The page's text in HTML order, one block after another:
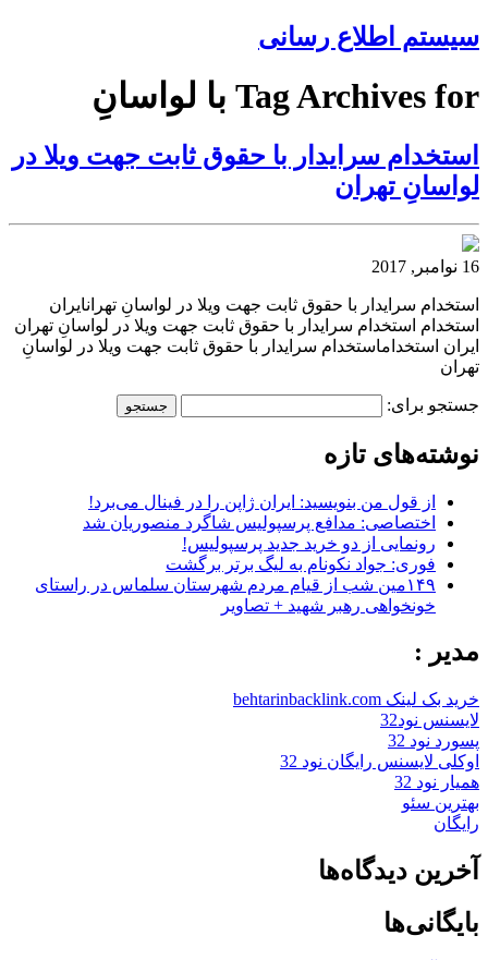
سیستم اطلاع رسانی
Tag Archives for با لواسانِ
استخدام سرایدار با حقوق ثابت جهت ویلا در
لواسانِ تهران
16 نوامبر, 2017
استخدام سرایدار با حقوق ثابت جهت ویلا در لواسانِ تهرانایران
استخدام استخدام سرایدار با حقوق ثابت جهت ویلا در لواسانِ تهران
ایران استخداماستخدام سرایدار با حقوق ثابت جهت ویلا در لواسانِ
تهران
جستجو برای:
نوشته‌های تازه
از قول من بنویسید: ایران ژاپن را در فینال می‌برد!
اختصاصی: مدافع پرسپولیس شاگرد منصوریان شد
رونمایی از دو خرید جدید پرسپولیس!
فوری: جواد نکونام به لیگ برتر برگشت
۱۴۹مین شب از قیام مردم شهرستان سلماس در راستای
خونخواهی رهبر شهید + تصاویر
مدیر :
خرید بک لینک behtarinbacklink.com
لایسنس نود32
پسورد نود 32
اوکلی لایسنس رایگان نود 32
همیار نود 32
بهترین سئو
رایگان
آخرین دیدگاه‌ها
بایگانی‌ها